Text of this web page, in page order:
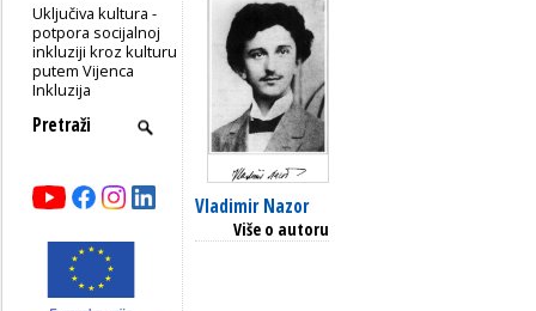
Uključiva kultura -
potpora socijalnoj
inkluziji kroz kulturu
putem Vijenca
Inkluzija
Vladimir Nazor
Više o autoru